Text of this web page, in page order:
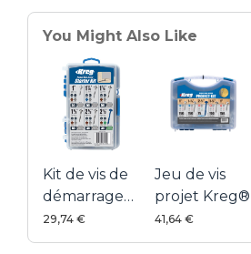
You Might Also Like
Kit de vis de
démarrage
Kreg
29,74 €
Jeu de vis
projet Kreg®
41,64 €